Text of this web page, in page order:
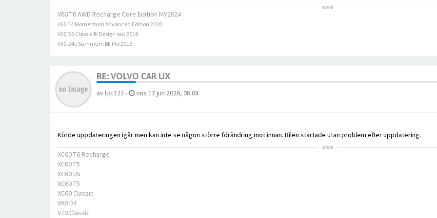
V60 T6 AWD Recharge Core Edition MY2024
V60 T4 Momentum Advanced Edition 2020
V60 D3 Classic R-Design aut 2018
V60 D4e Summum BE Pro 2015
RE: VOLVO CAR UX
av lpc123 - ons 17 jun 2026, 08:08
Körde uppdateringen igår men kan inte se någon större förändring mot innan. Bilen startade utan problem efter uppdatering.
XC60 T6 Recharge
XC60 T5
XC60 B5
XC60 T5
XC60 Classic
V60 D4
V70 Classic